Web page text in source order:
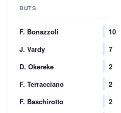
BUTS
F. Bonazzoli
10
J. Vardy
7
D. Okereke
2
F. Terracciano
2
F. Baschirotto
2